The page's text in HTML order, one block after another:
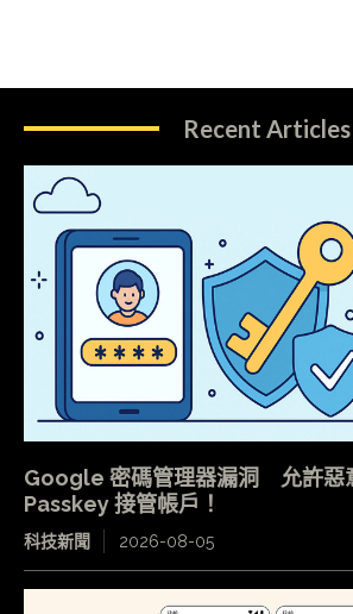
Recent Articles
Google 密碼管理器漏洞 允許惡
Passkey 接管帳戶！
科技新聞 2026-08-05